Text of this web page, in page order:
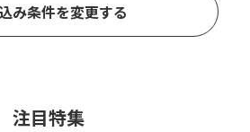
み条件を変更する
注目特集